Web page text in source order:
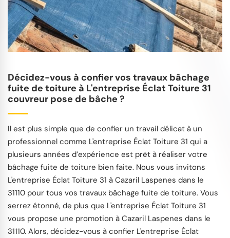
Décidez-vous à confier vos travaux bâchage
fuite de toiture à L'entreprise Éclat Toiture 31
couvreur pose de bâche ?
Il est plus simple que de confier un travail délicat à un
professionnel comme L'entreprise Éclat Toiture 31 qui a
plusieurs années d’expérience est prêt à réaliser votre
bâchage fuite de toiture bien faite. Nous vous invitons
L'entreprise Éclat Toiture 31 à Cazaril Laspenes dans le
31110 pour tous vos travaux bâchage fuite de toiture. Vous
serrez étonné, de plus que L'entreprise Éclat Toiture 31
vous propose une promotion à Cazaril Laspenes dans le
31110. Alors, décidez-vous à confier L'entreprise Éclat